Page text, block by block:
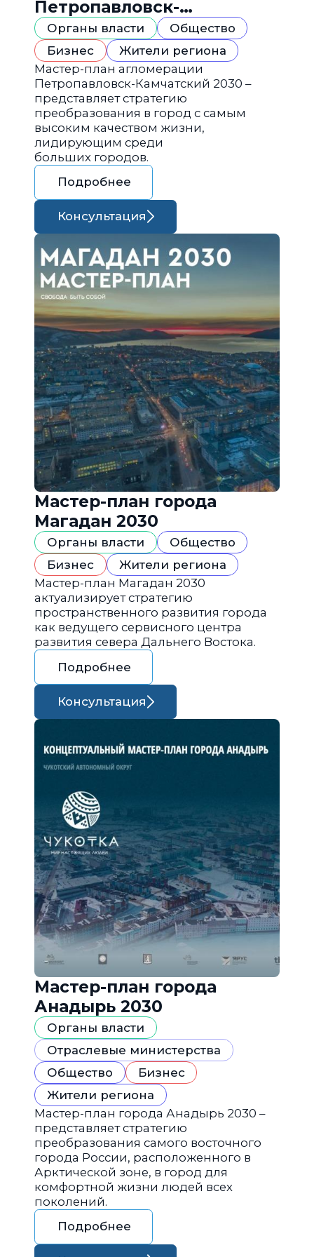
Петропавловск-
Камчатский 2030
Органы власти
Общество
Бизнес
Жители региона
Мастер-план агломерации
Петропавловск-Камчатский 2030 –
представляет стратегию
преобразования в город с самым
высоким качеством жизни,
лидирующим среди
больших городов.
Подробнее
Консультация
Мастер-план города
Магадан 2030
Органы власти
Общество
Бизнес
Жители региона
Мастер-план Магадан 2030
актуализирует стратегию
пространственного развития города
как ведущего сервисного центра
развития севера Дальнего Востока.
Подробнее
Консультация
Мастер-план города
Анадырь 2030
Органы власти
Отраслевые министерства
Общество
Бизнес
Жители региона
Мастер-план города Анадырь 2030 –
представляет стратегию
преобразования самого восточного
города России, расположенного в
Арктической зоне, в город для
комфортной жизни людей всех
поколений.
Подробнее